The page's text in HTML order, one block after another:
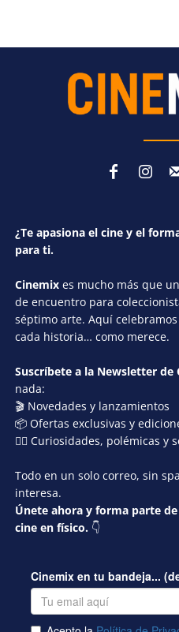
¿Te apasiona el cine y el
para ti.
Cinemix es mucho más que
de encuentro para
séptimo arte. Aquí
cada historia… como merece.
Suscríbete a la Newsletter de
nada:
🎬 Novedades y lanzamientos
📦 Ofertas exclusivas y
🕵️‍♂️ Curiosidades, polémicas y
Todo en un solo correo, sin
interesa.
Únete ahora y forma parte
cine en físico. 👇